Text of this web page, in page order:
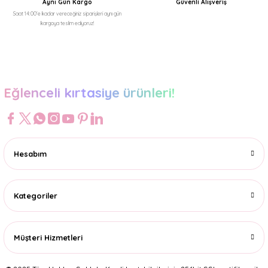
Aynı Gün Kargo
Saat 14:00'e kadar vereceğiniz siparişleri aynı gün
kargoya teslim ediyoruz!
Güvenli Alışveriş
Eğlenceli kırtasiye ürünleri!
Hesabım
Kategoriler
Müşteri Hizmetleri